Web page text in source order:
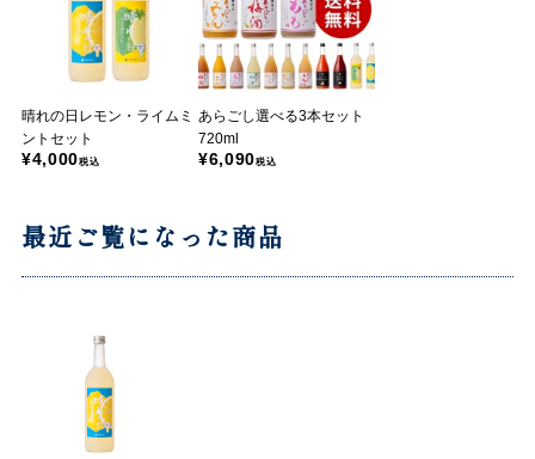
晴れの日レモン・ライムミ
ントセット
¥4,000税込
あらごし選べる3本セット
720ml
¥6,090税込
最近ご覧になった商品